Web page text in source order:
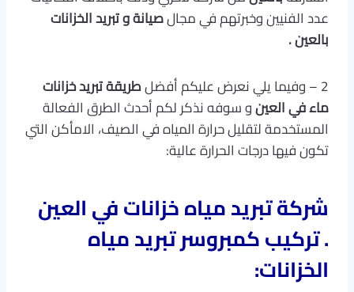
عدد الفنيين وخبرتهم في مجالصيانة و تبريد الخزانات
بالعين .
2 – وفيما يلي نعرض عليكم أفضل
طريقة تبريد خزانات
ماء في العينو سوفه نذكر لكم أحدث الطرق الفعالة
المستخدمة لتقليل حرارة المياه في الصيف، الامأكن التي
تكون فيها درجات الحرارة عالية:
شركة تبريد مياه خزانات في العين
.تركيب كمبروسر تبريد مياه
الخزانات: